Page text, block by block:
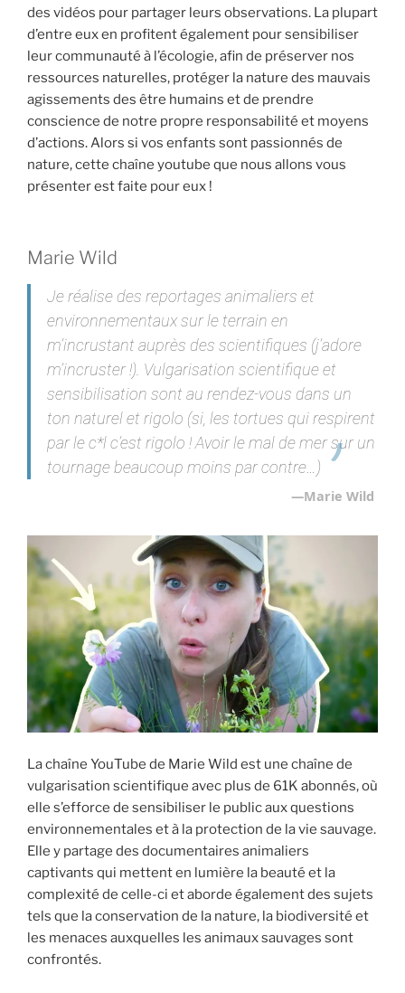
des vidéos pour partager leurs observations. La plupart
d’entre eux en profitent également pour sensibiliser
leur communauté à l’écologie, afin de préserver nos
ressources naturelles, protéger la nature des mauvais
agissements des être humains et de prendre
conscience de notre propre responsabilité et moyens
d’actions. Alors si vos enfants sont passionnés de
nature, cette chaîne youtube que nous allons vous
présenter est faite pour eux !
Marie Wild
Je réalise des reportages animaliers et
environnementaux sur le terrain en
m’incrustant auprès des scientifiques (j’adore
m’incruster !). Vulgarisation scientifique et
sensibilisation sont au rendez-vous dans un
ton naturel et rigolo (si, les tortues qui respirent
par le c*l c’est rigolo ! Avoir le mal de mer sur un
tournage beaucoup moins par contre…)
Marie Wild
La chaîne YouTube de Marie Wild est une chaîne de
vulgarisation scientifique avec plus de 61K abonnés, où
elle s’efforce de sensibiliser le public aux questions
environnementales et à la protection de la vie sauvage.
Elle y partage des documentaires animaliers
captivants qui mettent en lumière la beauté et la
complexité de celle-ci et aborde également des sujets
tels que la conservation de la nature, la biodiversité et
les menaces auxquelles les animaux sauvages sont
confrontés.